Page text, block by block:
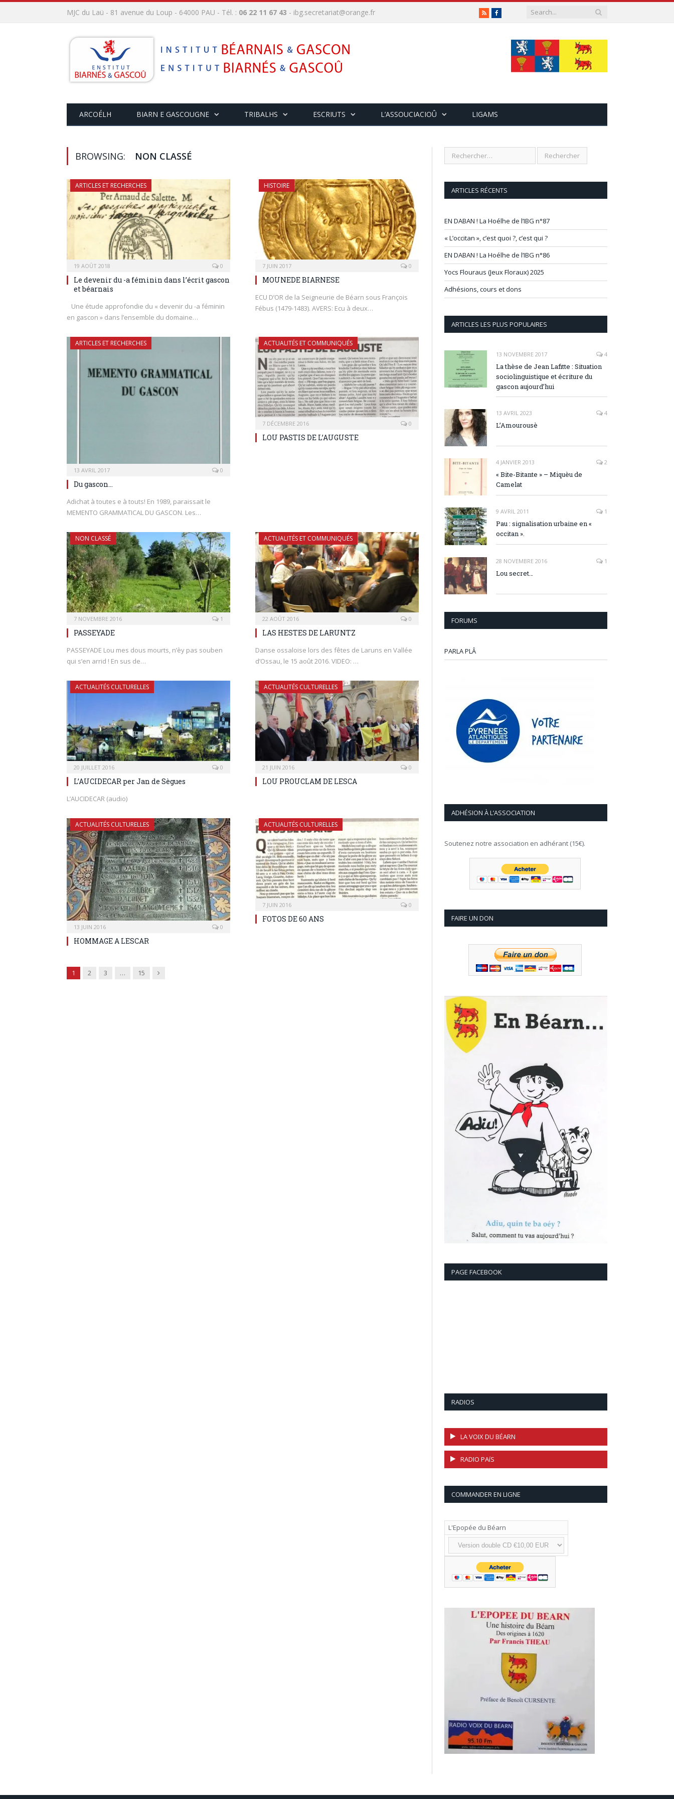
MJC du Laü - 81 avenue du Loup - 64000 PAU - Tél. : 06 22 11 67 43 - ibg.secretariat@orange.fr RSSFacebook
ARCOÉLH BIARN E GASCOUGNE TRIBALHS ESCRIUTS L’ASSOUCIACIOÛ LIGAMS
BROWSING: NON CLASSÉ
ARTICLES ET RECHERCHES
19 AOÛT 2018 0
Le devenir du -a féminin dans l’écrit gascon
et béarnais
Une étude approfondie du « devenir du -a féminin
en gascon » dans l’ensemble du domaine…
HISTOIRE
7 JUIN 2017 0
MOUNEDE BIARNESE
ECU D’OR de la Seigneurie de Béarn sous François
Fébus (1479-1483). AVERS: Ecu à deux…
ARTICLES ET RECHERCHES
13 AVRIL 2017 0
Du gascon…
Adichat à toutes e à touts! En 1989, paraissait le
MEMENTO GRAMMATICAL DU GASCON. Les…
ACTUALITÉS ET COMMUNIQUÉS
7 DÉCEMBRE 2016 0
LOU PASTIS DE L’AUGUSTE
NON CLASSÉ
7 NOVEMBRE 2016 1
PASSEYADE
PASSEYADE Lou mes dous mourts, n’èy pas souben
qui s’en arrid ! En sus de…
ACTUALITÉS ET COMMUNIQUÉS
22 AOÛT 2016 0
LAS HESTES DE LARUNTZ
Danse ossaloise lors des fêtes de Laruns en Vallée
d’Ossau, le 15 août 2016. VIDEO: …
ACTUALITÉS CULTURELLES
20 JUILLET 2016 0
L’AUCIDECAR per Jan de Sègues
L’AUCIDECAR (audio)
ACTUALITÉS CULTURELLES
21 JUIN 2016 0
LOU PROUCLAM DE LESCA
ACTUALITÉS CULTURELLES
13 JUIN 2016 0
HOMMAGE A LESCAR
ACTUALITÉS CULTURELLES
7 JUIN 2016 0
FOTOS DE 60 ANS
1 2 3 … 15 Next
ARTICLES RÉCENTS
EN DABAN ! La Hoélhe de l’IBG n°87
« L’occitan », c’est quoi ?, c’est qui ?
EN DABAN ! La Hoélhe de l’IBG n°86
Yocs Flouraus (Jeux Floraux) 2025
Adhésions, cours et dons
ARTICLES LES PLUS POPULAIRES
13 NOVEMBRE 2017 4
La thèse de Jean Lafitte : Situation
sociolinguistique et écriture du
gascon aujourd’hui
13 AVRIL 2023 4
L’Amourousè
4 JANVIER 2013 2
« Bite-Bitante » – Miquèu de
Camelat
9 AVRIL 2011 1
Pau : signalisation urbaine en «
occitan ».
28 NOVEMBRE 2016 1
Lou secret…
FORUMS
PARLA PLÂ
ADHÉSION À L’ASSOCIATION
Soutenez notre association en adhérant (15€).
FAIRE UN DON
PAGE FACEBOOK
RADIOS
LA VOIX DU BÉARN
RADIO PAíS
COMMANDER EN LIGNE
L'Epopée du Béarn